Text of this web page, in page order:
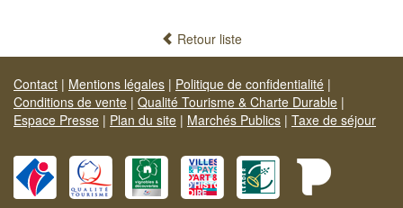
Retour liste
Contact | Mentions légales | Politique de confidentialité |
Conditions de vente | Qualité Tourisme & Charte Durable |
Espace Presse | Plan du site | Marchés Publics | Taxe de séjour